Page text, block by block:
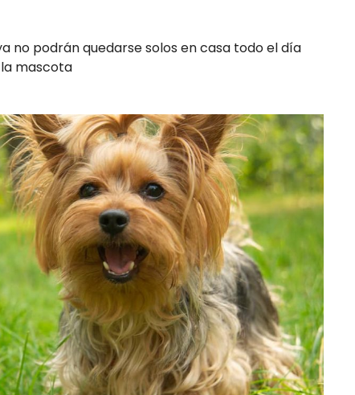
no podrán quedarse solos en casa todo el día
mascota